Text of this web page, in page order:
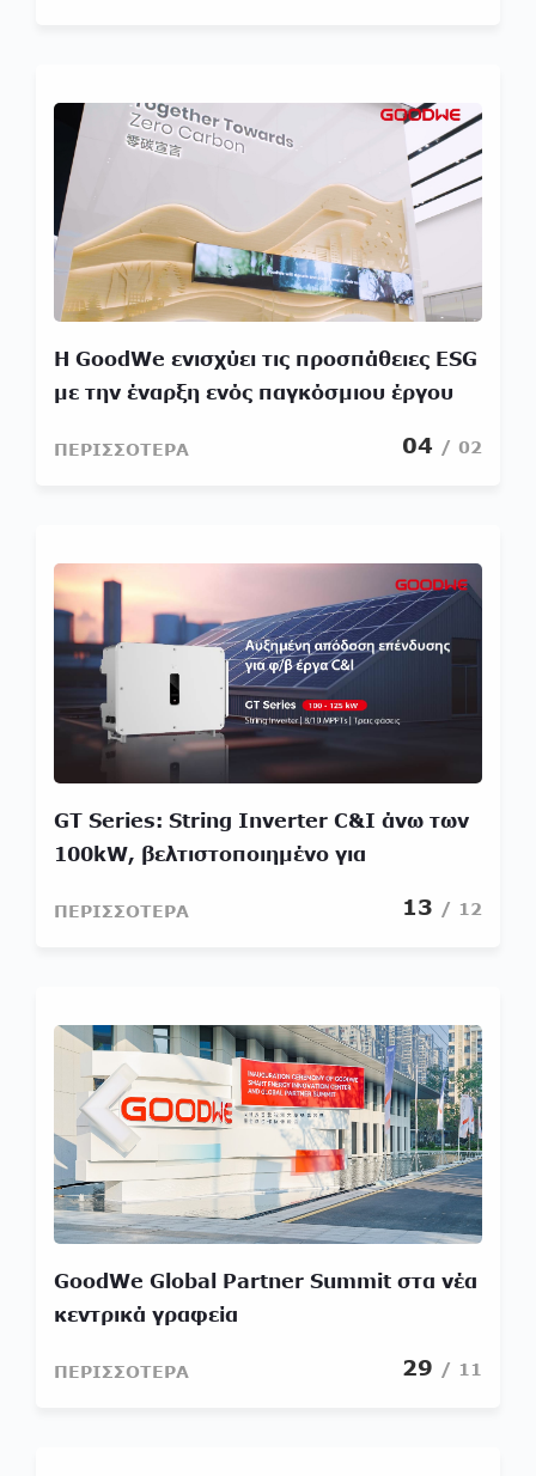
Η GoodWe ενισχύει τις προσπάθειες ESG
με την έναρξη ενός παγκόσμιου έργου
ΠΕΡΙΣΣΟΤΕΡΑ 04 / 02
GT Series: String Inverter C&I άνω των
100kW, βελτιστοποιημένο για
βιωσιμότητα
ΠΕΡΙΣΣΟΤΕΡΑ 13 / 12
GoodWe Global Partner Summit στα νέα
κεντρικά γραφεία
ΠΕΡΙΣΣΟΤΕΡΑ 29 / 11